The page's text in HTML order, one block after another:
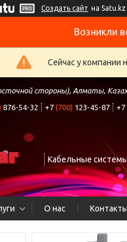
Создать сайт на Satu.kz
Возникли
Сейчас у компании
стороны), Алматы,
876-54-32 +7 (700) 123-45-87 +7
Кабельные
О нас Контакты